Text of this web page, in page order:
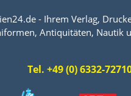
- Ihrem Verlag,
Antiquitäten, Nautik
Tel. +49 (0) 6332-